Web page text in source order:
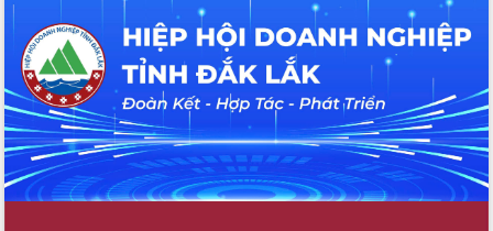
Hội thảo khoa học “Giải pháp thúc đẩy
phát triển nền kinh tế xanh tại tỉnh
Đắk Lắk”
Tăng cường giám sát, đôn đốc thực
hiện nhiệm vụ quản lý tài sản công
hàng tuần
Tháo gỡ những vướng mắc, đẩy mạnh
công tác cải cách thủ tục hành chính
tại Trung tâm Phục vụ hành chính